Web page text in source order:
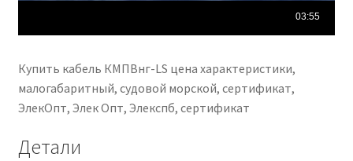
Купить кабель КМПВнг-LS цена характеристики,
малогабаритный, судовой морской, сертификат,
ЭлекОпт, Элек Опт, Элекспб, сертификат
Детали